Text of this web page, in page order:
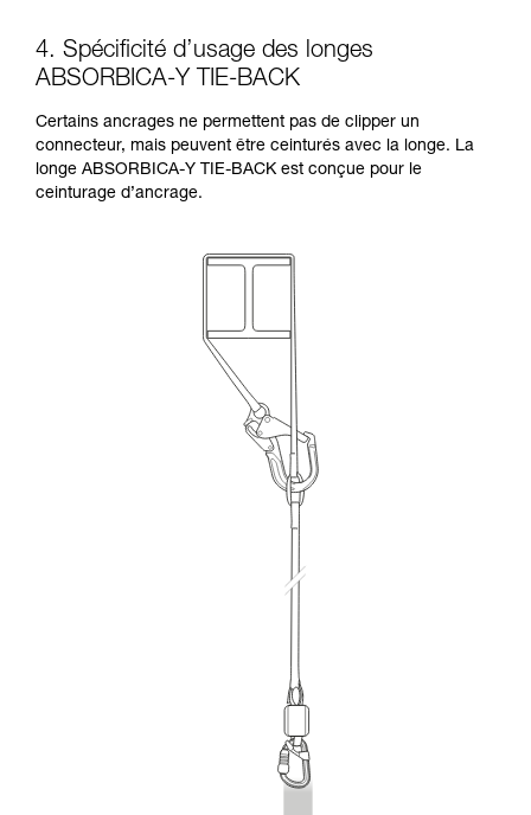
4. Spécificité d’usage des longes
ABSORBICA-Y TIE-BACK
Certains ancrages ne permettent pas de clipper un
connecteur, mais peuvent être ceinturés avec la longe. La
longe ABSORBICA-Y TIE-BACK est conçue pour le
ceinturage d’ancrage.